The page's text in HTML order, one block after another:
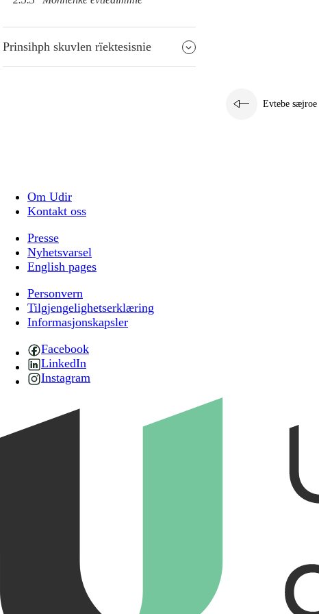
Prinsihph skuvlen rïektesisnie
Evtebe sæjroe
Om Udir
Kontakt oss
Presse
Nyhetsvarsel
English pages
Personvern
Tilgjengelighetserklæring
Informasjonskapsler
Facebook
LinkedIn
Instagram